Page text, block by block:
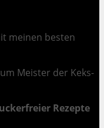
meinen besten
Meister der Keks-
Rezepte